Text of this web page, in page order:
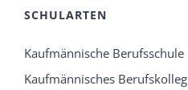
SCHULARTEN
Kaufmännische Berufsschule
Kaufmännisches Berufskolleg